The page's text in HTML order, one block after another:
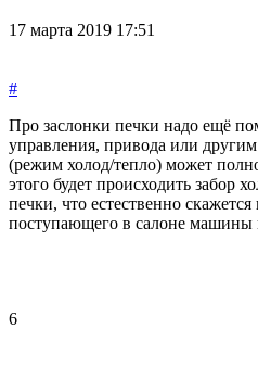
17 марта 2019 17:51
#
Про заслонки печки надо ещё
управления, привода или
(режим холод/тепло) может
этого будет происходить забор
печки, что естественно скажется
поступающего в салоне машины
6